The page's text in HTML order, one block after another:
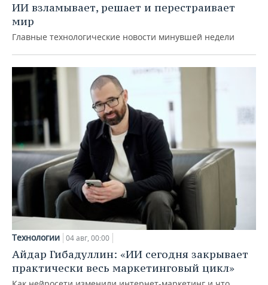
ИИ взламывает, решает и перестраивает
мир
Главные технологические новости минувшей недели
Технологии 04 авг, 00:00
Айдар Гибадуллин: «ИИ сегодня закрывает
практически весь маркетинговый цикл»